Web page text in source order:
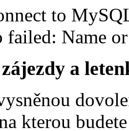
to
failed: Name
a
kterou